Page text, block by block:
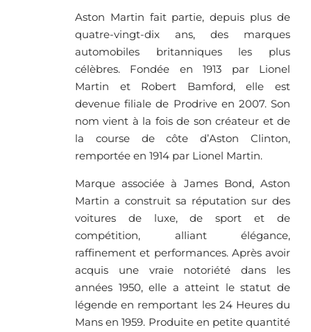
Aston Martin fait partie, depuis plus de
quatre-vingt-dix ans, des marques
automobiles britanniques les plus
célèbres. Fondée en 1913 par Lionel
Martin et Robert Bamford, elle est
devenue filiale de Prodrive en 2007. Son
nom vient à la fois de son créateur et de
la course de côte d’Aston Clinton,
remportée en 1914 par Lionel Martin.
Marque associée à James Bond, Aston
Martin a construit sa réputation sur des
voitures de luxe, de sport et de
compétition, alliant élégance,
raffinement et performances. Après avoir
acquis une vraie notoriété dans les
années 1950, elle a atteint le statut de
légende en remportant les 24 Heures du
Mans en 1959. Produite en petite quantité